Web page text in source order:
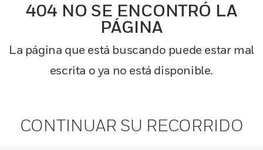
404 NO SE ENCONTRÓ LA
PÁGINA
La página que está buscando puede estar mal
escrita o ya no está disponible.
CONTINUAR SU RECORRIDO